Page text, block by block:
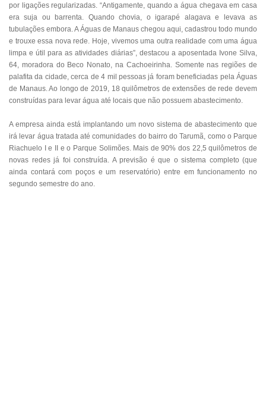
por ligações regularizadas. “Antigamente, quando a água chegava em casa
era suja ou barrenta. Quando chovia, o igarapé alagava e levava as
tubulações embora. A Águas de Manaus chegou aqui, cadastrou todo mundo
e trouxe essa nova rede. Hoje, vivemos uma outra realidade com uma água
limpa e útil para as atividades diárias”, destacou a aposentada Ivone Silva,
64, moradora do Beco Nonato, na Cachoeirinha. Somente nas regiões de
palafita da cidade, cerca de 4 mil pessoas já foram beneficiadas pela Águas
de Manaus. Ao longo de 2019, 18 quilômetros de extensões de rede devem
construídas para levar água até locais que não possuem abastecimento.
A empresa ainda está implantando um novo sistema de abastecimento que
irá levar água tratada até comunidades do bairro do Tarumã, como o Parque
Riachuelo I e II e o Parque Solimões. Mais de 90% dos 22,5 quilômetros de
novas redes já foi construída. A previsão é que o sistema completo (que
ainda contará com poços e um reservatório) entre em funcionamento no
segundo semestre do ano.